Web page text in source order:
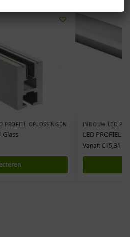
PROFIEL OPLOSSINGEN
Glass
INBOUW LED
LED PROFIEL
Vanaf: €15,31